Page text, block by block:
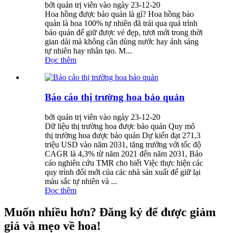
bởi quản trị viên vào ngày 23-12-20
Hoa hồng được bảo quản là gì? Hoa hồng bảo
quản là hoa 100% tự nhiên đã trải qua quá trình
bảo quản để giữ được vẻ đẹp, tươi mới trong thời
gian dài mà không cần dùng nước hay ánh sáng
tự nhiên hay nhân tạo. M...
Đọc thêm
Báo cáo thị trường hoa bảo quản
bởi quản trị viên vào ngày 23-12-20
Dữ liệu thị trường hoa được bảo quản Quy mô
thị trường hoa được bảo quản Dự kiến ​​đạt 271,3
triệu USD vào năm 2031, tăng trưởng với tốc độ
CAGR là 4,3% từ năm 2021 đến năm 2031, Báo
cáo nghiên cứu TMR cho biết Việc thực hiện các
quy trình đổi mới của các nhà sản xuất để giữ lại
màu sắc tự nhiên và ...
Đọc thêm
Muốn nhiều hơn? Đăng ký để được giảm
giá và mẹo về hoa!